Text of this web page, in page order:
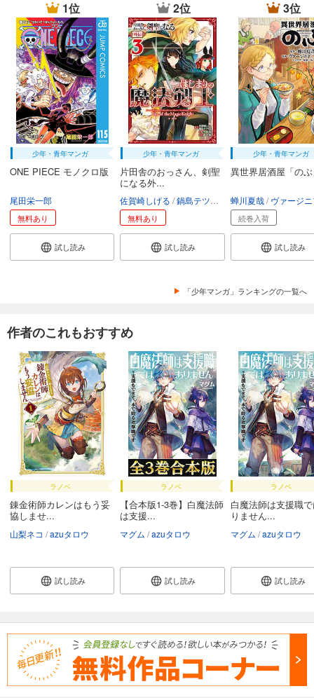
1位
少年・青年マンガ
ONE PIECE モノクロ版
尾田栄一郎
無料あり
試し読み
2位
少年・青年マンガ
片田舎のおっさん、剣聖
になる外...
佐賀崎しげる 鍋島テツヒロ 空路恵 渡辺樹
無料あり
試し読み
3位
少年・青年マンガ
異世界居酒屋「の
蝉川夏哉 ヴァージニア二
続巻入荷
試し読み
「少年マンガ」ランキングの一覧へ
作者のこれもおすすめ
ラノベ
錬金術師カレンはもう妥
協しませ...
山梨ネコ azuタロウ
試し読み
ラノベ
【合本版1-3巻】白魔法師
は支援...
マグム azuタロウ
試し読み
ラノベ
白魔法師は支援職
りません...
マグム azuタロウ
試し読み